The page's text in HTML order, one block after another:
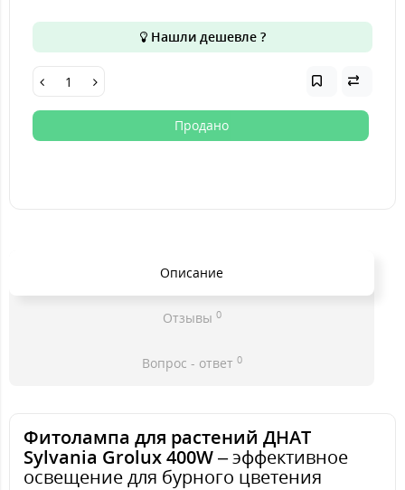
Нашли дешевле ?
Продано
Описание
Отзывы 0
Вопрос - ответ 0
Фитолампа для растений ДНАТ
Sylvania Grolux 400W– эффективное
освещение для бурного цветения